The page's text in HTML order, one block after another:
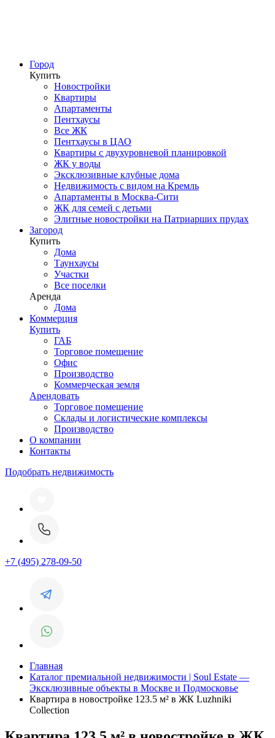
Город
Купить
Новостройки
Квартиры
Апартаменты
Пентхаусы
Все ЖК
Пентхаусы в ЦАО
Квартиры с двухуровневой планировкой
ЖК у воды
Эксклюзивные клубные дома
Недвижимость с видом на Кремль
Апартаменты в Москва-Сити
ЖК для семей с детьми
Элитные новостройки на Патриарших прудах
Загород
Купить
Дома
Таунхаусы
Участки
Все поселки
Аренда
Дома
Коммерция
Купить
ГАБ
Торговое помещение
Офис
Производство
Коммерческая земля
Арендовать
Торговое помещение
Склады и логистические комплексы
Производство
О компании
Контакты
Подобрать недвижимость
+7 (495) 278-09-50
Главная
Каталог премиальной недвижимости | Soul Estate —
Эксклюзивные объекты в Москве и Подмосковье
Квартира в новостройке 123.5 м² в ЖК Luzhniki
Collection